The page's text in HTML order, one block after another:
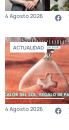
4 Agosto 2026
ACTUALIDAD
4 Agosto 2026